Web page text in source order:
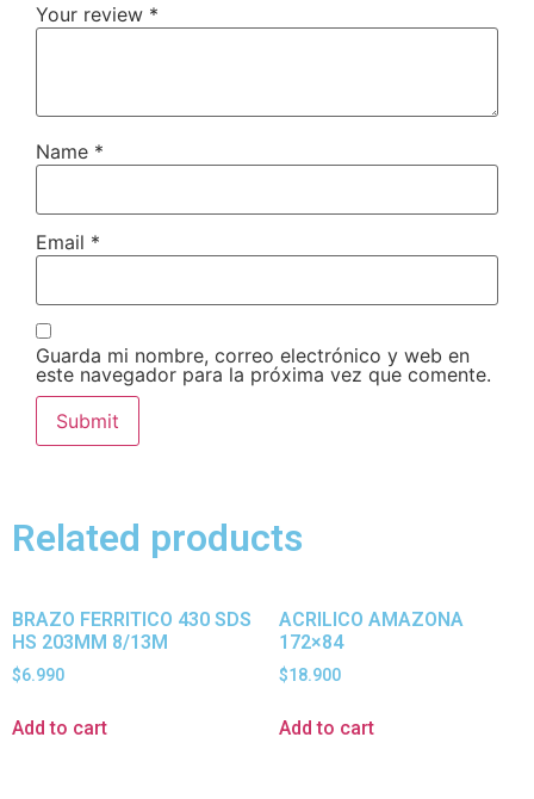
Your review *
Name *
Email *
Guarda mi nombre, correo electrónico y web en
este navegador para la próxima vez que comente.
Related products
BRAZO FERRITICO 430 SDS
HS 203MM 8/13M
$6.990
Add to cart
ACRILICO AMAZONA
172×84
$18.900
Add to cart